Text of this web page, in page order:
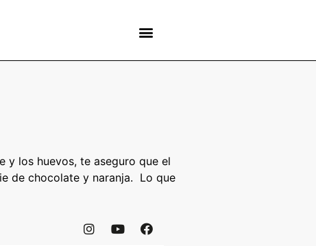
y los huevos, te aseguro que el
de chocolate y naranja. Lo que